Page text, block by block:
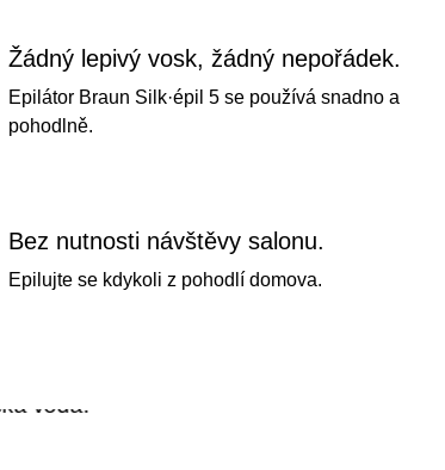
Žádný lepivý vosk, žádný nepořádek.
Epilátor Braun Silk·épil 5 se používá snadno a
pohodlně.
Bez nutnosti návštěvy salonu.
Epilujte se kdykoli z pohodlí domova.